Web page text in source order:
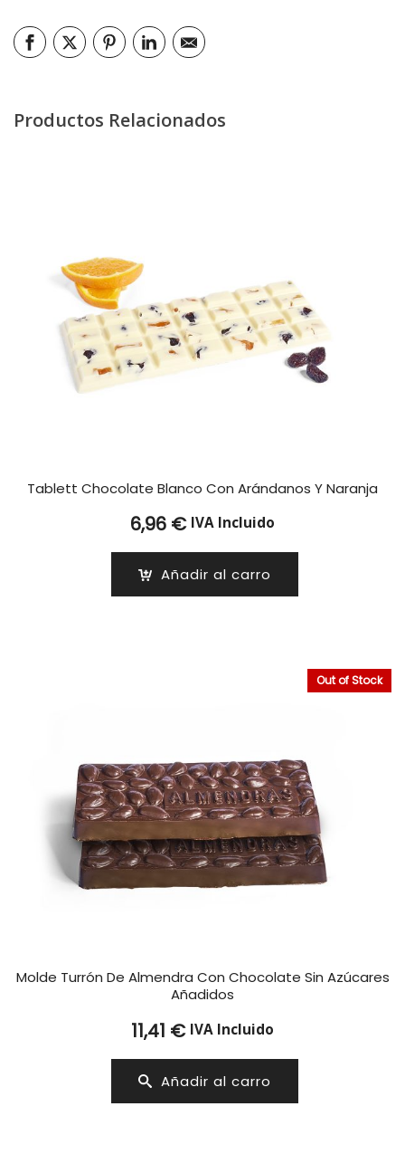
Productos Relacionados
Tablett Chocolate Blanco Con Arándanos Y Naranja
6,96 € IVA Incluido
Añadir al carro
Molde Turrón De Almendra Con Chocolate Sin Azúcares
Añadidos
Out of Stock
11,41 € IVA Incluido
Añadir al carro